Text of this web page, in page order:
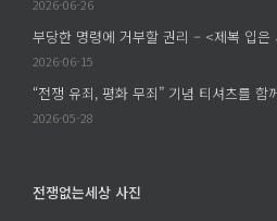
2026-06-26
부당한 명령에 거부할 권리 – <제복 입은
2026-06-15
“전쟁 유죄, 평화 무죄” 기념 티셔츠를 함
2026-05-28
전쟁없는세상 사진